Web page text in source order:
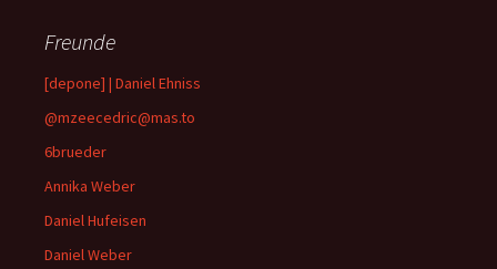
Freunde
[depone] | Daniel Ehniss
@mzeecedric@mas.to
6brueder
Annika Weber
Daniel Hufeisen
Daniel Weber